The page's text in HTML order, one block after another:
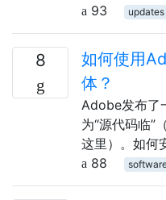
93
updates
8
如何使用
体？
Adobe发布了
为“源代码临”
这里）。如何
88